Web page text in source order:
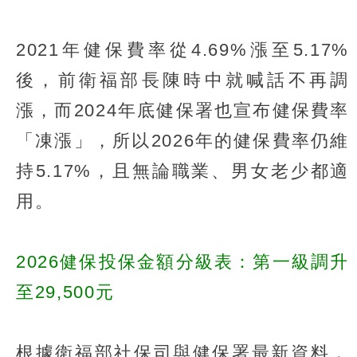
2021年健保費率從4.69%漲至5.17%
後，前衛福部長陳時中就喊話不再調
漲，而2024年底健保署也宣布健保費率
「凍漲」，所以2026年的健保費率仍維
持5.17%，且無論職業、男女老少都適
用。
2026健保投保金額分級表：第一級調升
至29,500元
根據衛福部社保司與健保署最新資料，